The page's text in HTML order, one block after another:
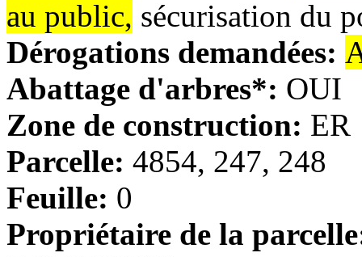
au public, sécurisation du
Dérogations demandées:
Abattage d'arbres*: OUI
Zone de construction: ER
Parcelle: 4854, 247, 248
Feuille: 0
Propriétaire de la